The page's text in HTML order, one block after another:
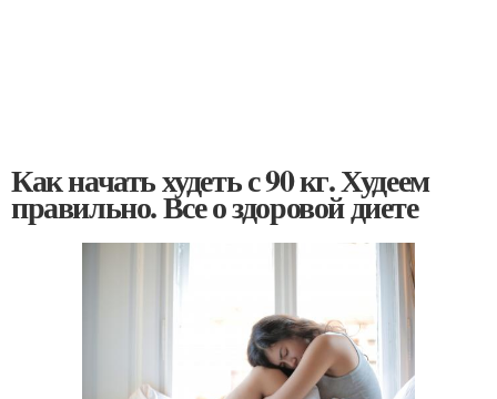
Как начать худеть с 90 кг. Худеем
правильно. Все о здоровой диете